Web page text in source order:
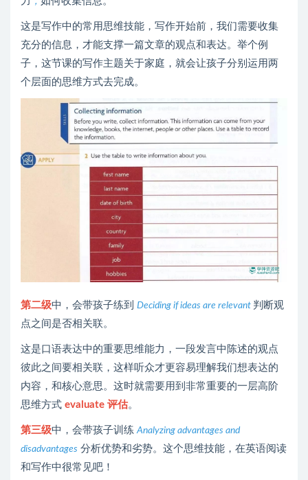
这是写作中的常用思维技能，写作开始前，我们需要收集
充分的信息，才能支撑一篇文章的观点和表达。举个例
子，这节课的写作主题关于家庭，就会让孩子分别运用两
个层面的思维方式去完成。
第二级中，会带孩子练到 Deciding if ideas are relevant 判断观
点之间是否相关联。
这是口语表达中的重要思维能力，一段发言中陈述的观点
彼此之间要相关联，这样听众才更容易理解我们想表达的
内容，和核心意思。这时就需要用到非常重要的一层高阶
思维方式 evaluate 评估。
第三级中，会带孩子训练Analyzing advantages and
disadvantages 分析优势和劣势。这个思维技能，在英语阅读
和写作中很常见吧！